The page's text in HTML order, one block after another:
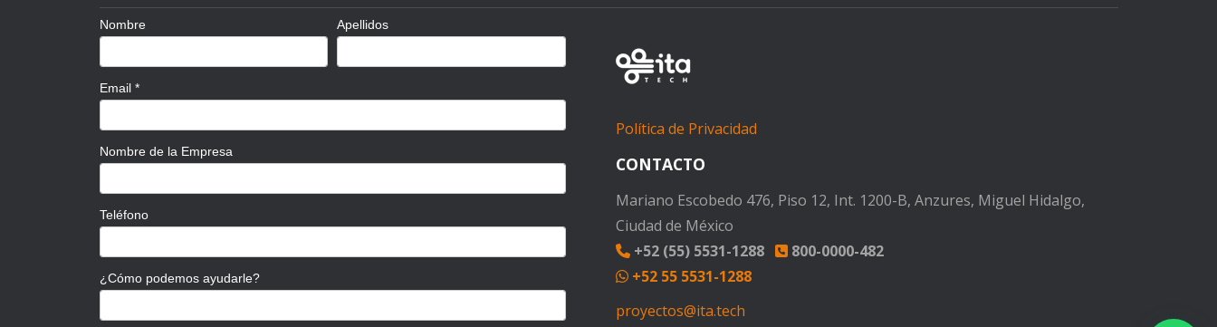
Nombre Apellidos
Email *
Nombre de la Empresa
Teléfono
¿Cómo podemos ayudarle?
Política de Privacidad
CONTACTO
Mariano Escobedo 476, Piso 12, Int. 1200-B, Anzures, Miguel Hidalgo,
Ciudad de México
+52 (55) 5531-1288
800-0000-482
+52 55 5531-1288
proyectos@ita.tech